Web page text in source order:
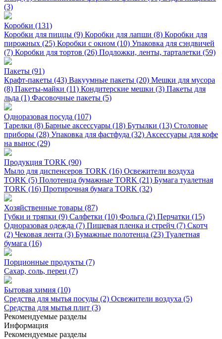
(3)
Коробки (131)
Коробки для пиццы (9) Коробки для лапши (8) Коробки для
пирожных (25) Коробки с окном (10) Упаковка для сэндвичей
(7) Коробки для тортов (26) Подложки, ленты, тарталетки (59)
Пакеты (91)
Крафт-пакеты (43) Вакуумные пакеты (20) Мешки для мусора
(8) Пакеты-майки (11) Кондитерские мешки (3) Пакеты для
льда (1) Фасовочные пакеты (5)
Одноразовая посуда (107)
Тарелки (8) Барные аксессуары (18) Бутылки (13) Столовые
приборы (28) Упаковка для фастфуда (32) Аксессуары для кофе
на вынос (29)
Продукция TORK (90)
Мыло для диспенсеров TORK (16) Освежители воздуха
TORK (5) Полотенца бумажные TORK (21) Бумага туалетная
TORK (16) Протирочная бумага TORK (32)
Хозяйственные товары (87)
Губки и тряпки (9) Салфетки (10) Фольга (2) Перчатки (15)
Одноразовая одежда (7) Пищевая пленка и стрейч (7) Скотч
(2) Чековая лента (3) Бумажные полотенца (23) Туалетная
бумага (16)
Порционные продукты (7)
Сахар, соль, перец (7)
Бытовая химия (10)
Средства для мытья посуды (2) Освежители воздуха (5)
Средства для мытья плит (3)
Рекомендуемые разделы
Информация
Рекомендуемые разделы